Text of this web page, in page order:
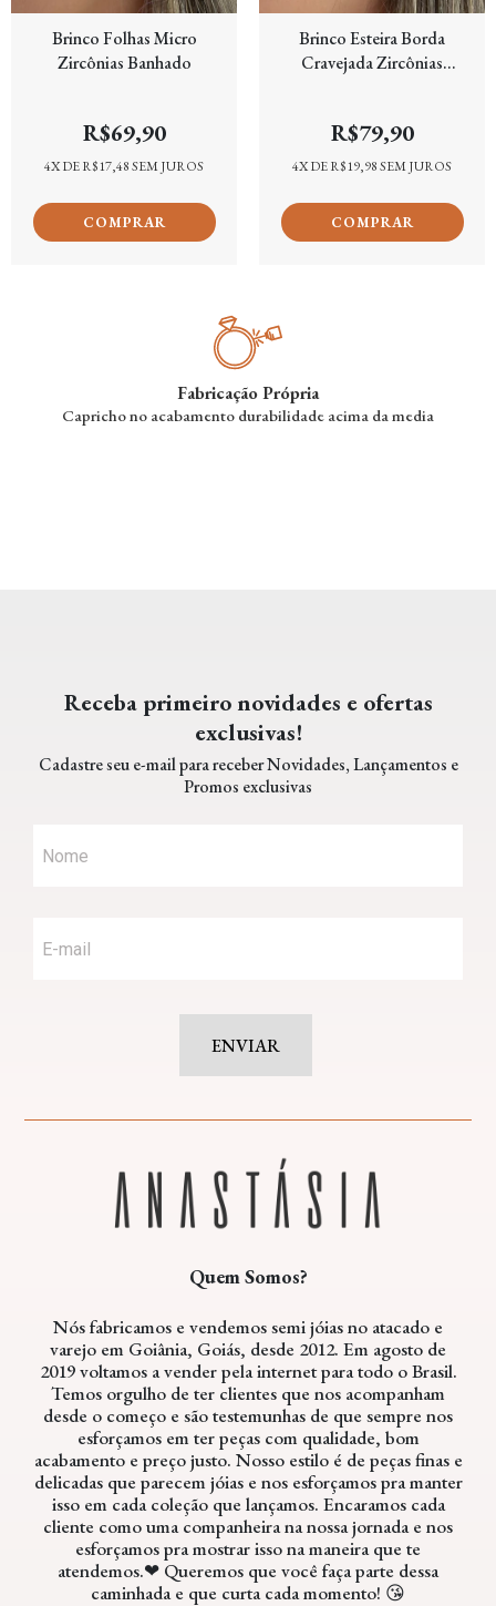
Brinco Folhas Micro
Zircônias Banhado
R$69,90
4X DER$17,48SEM JUROS
Brinco Esteira Borda
Cravejada Zircônias
R$79,90
4X DER$19,98SEM JUROS
Fabricação Própria
Capricho no acabamento durabilidade acima da media
Receba primeiro novidades e ofertas
exclusivas!
Cadastre seu e-mail para receber Novidades, Lançamentos e
Promos exclusivas
ENVIAR
Quem Somos?
Nós fabricamos e vendemos semi jóias no atacado e
varejo em Goiânia, Goiás, desde 2012. Em agosto de
2019 voltamos a vender pela internet para todo o Brasil.
Temos orgulho de ter clientes que nos acompanham
desde o começo e são testemunhas de que sempre nos
esforçamos em ter peças com qualidade, bom
acabamento e preço justo. Nosso estilo é de peças finas e
delicadas que parecem jóias e nos esforçamos pra manter
isso em cada coleção que lançamos. Encaramos cada
cliente como uma companheira na nossa jornada e nos
esforçamos pra mostrar isso na maneira que te
atendemos.❤ Queremos que você faça parte dessa
caminhada e que curta cada momento! 😘